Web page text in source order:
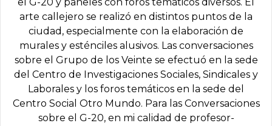
arte callejero se realizó en distintos puntos de la
ciudad, especialmente con la elaboración de
murales y esténciles alusivos. Las conversaciones
sobre el Grupo de los Veinte se efectuó en la sede
del Centro de Investigaciones Sociales, Sindicales y
Laborales y los foros temáticos en la sede del
Centro Social Otro Mundo. Para las Conversaciones
sobre el G-20, en mi calidad de profesor-